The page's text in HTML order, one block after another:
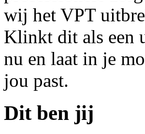
wij het VPT
Klinkt dit als een
nu en laat in je
jou past.
Dit ben jij